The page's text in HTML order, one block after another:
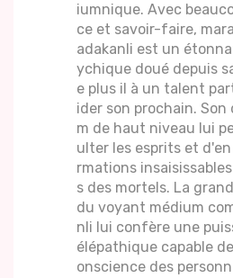
iumnique. Avec
ce et savoir-faire,
adakanli est un
ychique doué depuis
e plus il à un talent
ider son prochain. Son
m de haut niveau lui
ulter les esprits et
rmations
s des mortels. La
du voyant médium
nli lui confère une
élépathique capable
onscience des